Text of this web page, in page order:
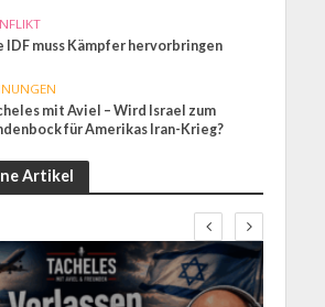
IDF muss Kämpfer hervorbringen
mit Aviel – Wird Israel zum
für Amerikas Iran-Krieg?
Artikel